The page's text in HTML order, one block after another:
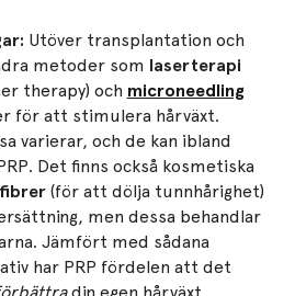
Utöver transplantation och
metoder som laserterapi
therapy) och microneedling
för att stimulera hårväxt.
varierar, och de kan ibland
Det finns också kosmetiska
(för att dölja tunnhårighet)
men dessa behandlar
Jämfört med sådana
har PRP fördelen att det
din egen hårväxt